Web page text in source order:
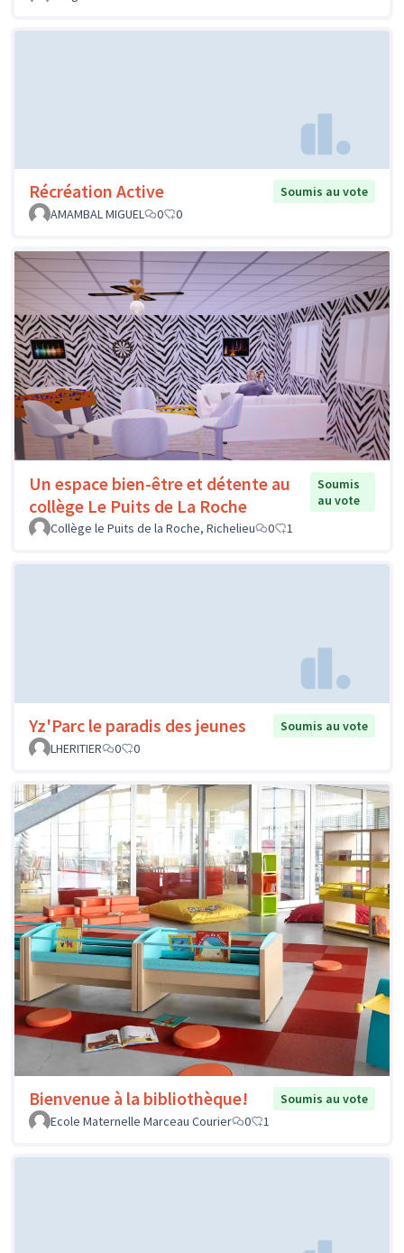
Récréation Active
Soumis au vote
AMAMBAL MIGUEL
0 0
Un espace bien-être et détente au
collège Le Puits de La Roche
Soumis
au vote
Collège le Puits de la Roche, Richelieu
0 1
Yz'Parc le paradis des jeunes
Soumis au vote
LHERITIER
0 0
Bienvenue à la bibliothèque!
Soumis au vote
Ecole Maternelle Marceau Courier
0 1